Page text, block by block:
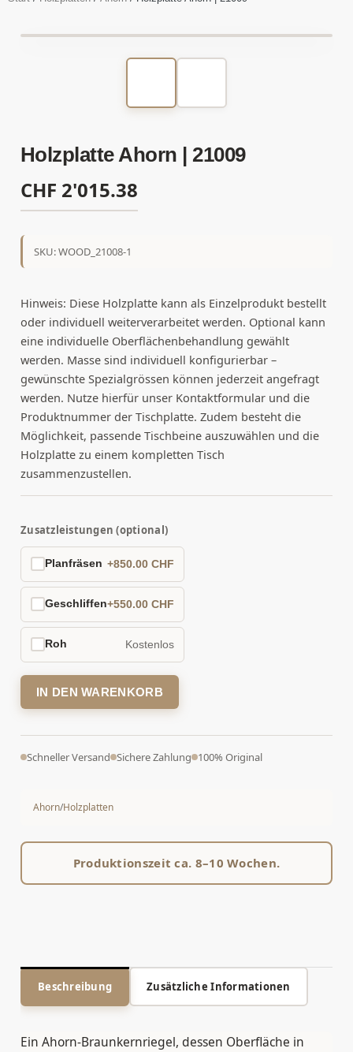
Holzplatte Ahorn | 21009
CHF 2'015.38
SKU: WOOD_21008-1
Hinweis: Diese Holzplatte kann als Einzelprodukt bestellt
oder individuell weiterverarbeitet werden. Optional kann
eine individuelle Oberflächenbehandlung gewählt
werden. Masse sind individuell konfigurierbar –
gewünschte Spezialgrössen können jederzeit angefragt
werden. Nutze hierfür unser Kontaktformular und die
Produktnummer der Tischplatte. Zudem besteht die
Möglichkeit, passende Tischbeine auszuwählen und die
Holzplatte zu einem kompletten Tisch
zusammenzustellen.
Zusatzleistungen (optional)
Planfräsen +850.00 CHF
Geschliffen+550.00 CHF
Roh Kostenlos
IN DEN WARENKORB
Schneller Versand Sichere Zahlung 100% Original
Ahorn/Holzplatten
Produktionszeit ca. 8–10 Wochen.
Beschreibung Zusätzliche Informationen
Ein Ahorn-Braunkernriegel, dessen Oberfläche in